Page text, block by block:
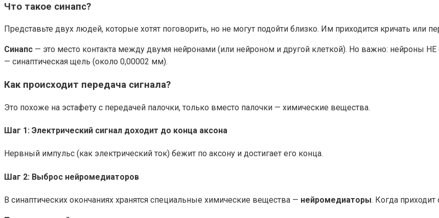
Что такое синапс?
Представьте двух людей, которые хотят поговорить, но не могут подойти близко. Им приходится кричать или
Синапс — это место контакта между двумя нейронами (или нейроном и другой клеткой). Но важно: нейроны
— синаптическая щель (около 0,00002 мм).
Как происходит передача сигнала?
Это похоже на эстафету с передачей палочки, только вместо палочки — химические вещества.
Шаг 1: Электрический сигнал доходит до конца аксона
Нервный импульс (как электрический ток) бежит по аксону и достигает его конца.
Шаг 2: Выброс нейромедиаторов
В синаптических окончаниях хранятся специальные химические вещества — нейромедиаторы. Когда